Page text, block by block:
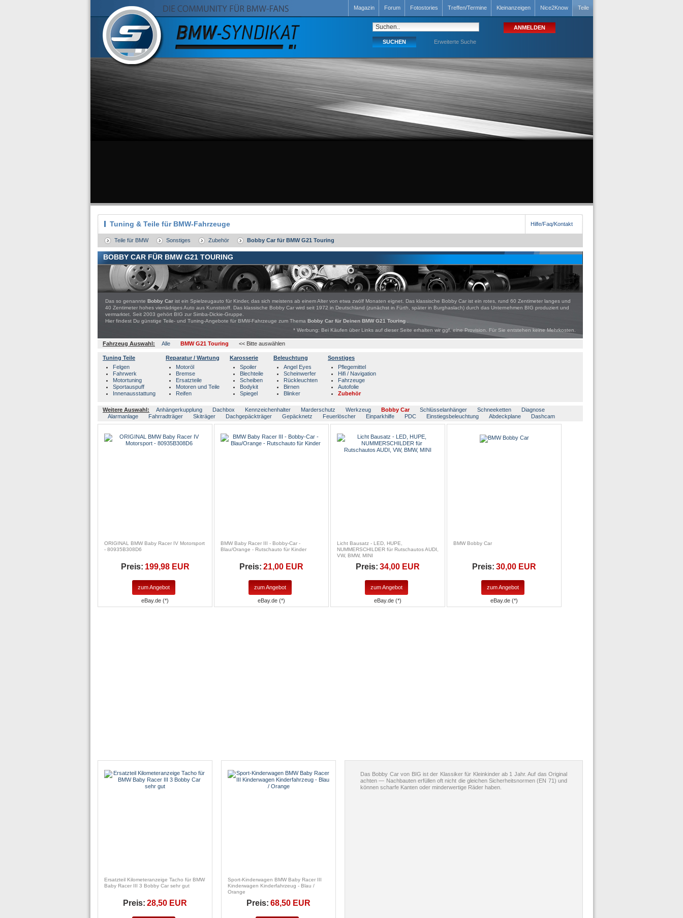
Magazin Forum Fotostories Treffen/Termine Kleinanzeigen Nice2Know Teile
Erweiterte Suche
Tuning & Teile für BMW-Fahrzeuge Hilfe/Faq/Kontakt
Teile für BMW Sonstiges Zubehör Bobby Car für BMW G21 Touring
BOBBY CAR FÜR BMW G21 TOURING
Das so genannte Bobby Car ist ein Spielzeugauto für Kinder, das sich meistens ab einem Alter von etwa zwölf Monaten eignet. Das klassische Bobby Car ist ein rotes, rund 60 Zentimeter langes und
40 Zentimeter hohes vierrädriges Auto aus Kunststoff. Das klassische Bobby Car wird seit 1972 in Deutschland (zunächst in Fürth, später in Burghaslach) durch das Unternehmen BIG produziert und
vermarktet. Seit 2003 gehört BIG zur Simba-Dickie-Gruppe.
Hier findest Du günstige Teile- und Tuning-Angebote für BMW-Fahrzeuge zum Thema Bobby Car für Deinen BMW G21 Touring
* Werbung: Bei Käufen über Links auf dieser Seite erhalten wir ggf. eine Provision. Für Sie entstehen keine Mehrkosten.
Fahrzeug Auswahl: Alle BMW G21 Touring << Bitte auswählen
Tuning Teile
Felgen
Fahrwerk
Motortuning
Sportauspuff
Innenausstattung
Reparatur / Wartung
Motoröl
Bremse
Ersatzteile
Motoren und Teile
Reifen
Karosserie
Spoiler
Blechteile
Scheiben
Bodykit
Spiegel
Beleuchtung
Angel Eyes
Scheinwerfer
Rückleuchten
Birnen
Blinker
Sonstiges
Pflegemittel
Hifi / Navigation
Fahrzeuge
Autofolie
Zubehör
Weitere Auswahl: Anhängerkupplung Dachbox Kennzeichenhalter Marderschutz Werkzeug Bobby Car Schlüsselanhänger Schneeketten
Diagnose
Alarmanlage
Fahrradträger Skiträger Dachgepäckträger Gepäcknetz Feuerlöscher Einparkhilfe PDC Einstiegsbeleuchtung Abdeckplane Dashcam
ORIGINAL BMW Baby Racer IV Motorsport
- 80935B308D6
Preis: 199,98 EUR
zum Angebot
eBay.de (*)
BMW Baby Racer III - Bobby-Car -
Blau/Orange - Rutschauto für Kinder
Preis: 21,00 EUR
zum Angebot
eBay.de (*)
Licht Bausatz - LED, HUPE,
NUMMERSCHILDER für Rutschautos AUDI,
VW, BMW, MINI
Preis: 34,00 EUR
zum Angebot
eBay.de (*)
BMW Bobby Car
Preis: 30,00 EUR
zum Angebot
eBay.de (*)
Ersatzteil Kilometeranzeige Tacho für BMW
Baby Racer III 3 Bobby Car sehr gut
Preis: 28,50 EUR
Sport-Kinderwagen BMW Baby Racer III
Kinderwagen Kinderfahrzeug - Blau /
Orange
Preis: 68,50 EUR
Das Bobby Car von BIG ist der Klassiker für Kleinkinder ab 1 Jahr. Auf das Original
achten — Nachbauten erfüllen oft nicht die gleichen Sicherheitsnormen (EN 71) und
können scharfe Kanten oder minderwertige Räder haben.